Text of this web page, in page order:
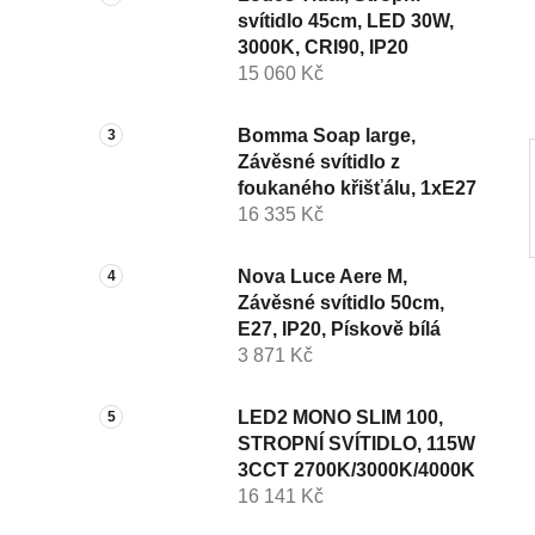
n
e
svítidlo 45cm, LED 30W,
3000K, CRI90, IP20
15 060 Kč
Bomma Soap large,
Závěsné svítidlo z
foukaného křišťálu, 1xE27
16 335 Kč
Nova Luce Aere M,
Závěsné svítidlo 50cm,
E27, IP20, Pískově bílá
3 871 Kč
LED2 MONO SLIM 100,
STROPNÍ SVÍTIDLO, 115W
3CCT 2700K/3000K/4000K
16 141 Kč